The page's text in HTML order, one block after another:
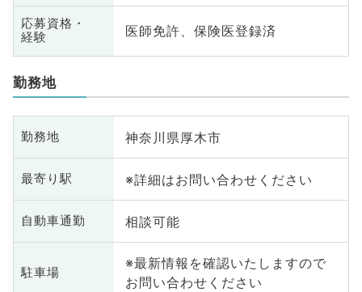
応募資格・
経験
医師免許、保険医登録済
勤務地
勤務地 神奈川県厚木市
最寄り駅 ※詳細はお問い合わせください
自動車通勤 相談可能
駐車場
※最新情報を確認いたしますので
お問い合わせください